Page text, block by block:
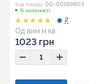
Код товару: 00-00189803
В наявності
Од вим:м.кв.
Розмір:30x80
2
1023 грн